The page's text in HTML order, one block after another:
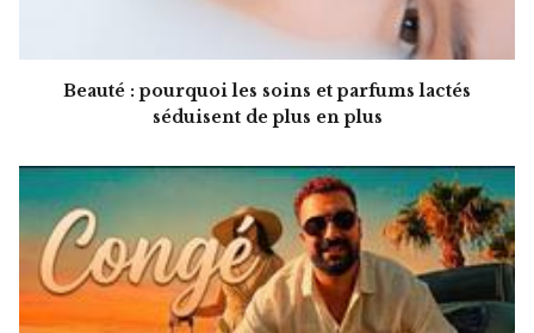
Beauté : pourquoi les soins et parfums lactés
séduisent de plus en plus